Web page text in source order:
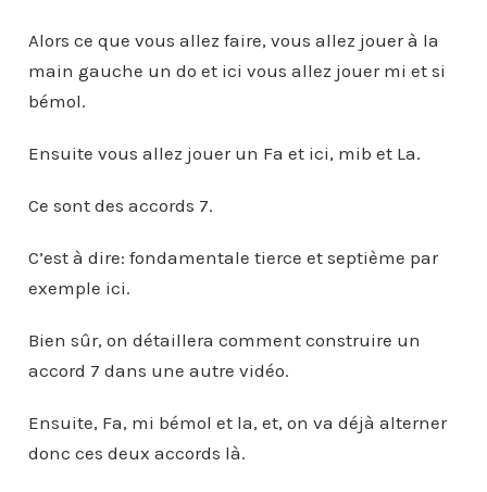
Alors ce que vous allez faire, vous allez jouer à la
main gauche un do et ici vous allez jouer mi et si
bémol.
Ensuite vous allez jouer un Fa et ici, mib et La.
Ce sont des accords 7.
C’est à dire: fondamentale tierce et septième par
exemple ici.
Bien sûr, on détaillera comment construire un
accord 7 dans une autre vidéo.
Ensuite, Fa, mi bémol et la, et, on va déjà alterner
donc ces deux accords là.